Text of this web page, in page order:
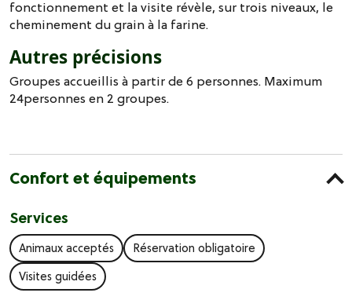
fonctionnement et la visite révèle, sur trois niveaux, le
cheminement du grain à la farine.
Autres précisions
Groupes accueillis à partir de 6 personnes. Maximum
24personnes en 2 groupes.
Confort et équipements
Services
Animaux acceptés
Réservation obligatoire
Visites guidées